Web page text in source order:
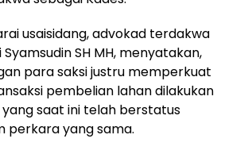
usaisidang, advokad terdakwa
Syamsudin SH MH, menyatakan,
para saksi justru memperkuat
pembelian lahan dilakukan
yang saat ini telah berstatus
perkara yang sama.